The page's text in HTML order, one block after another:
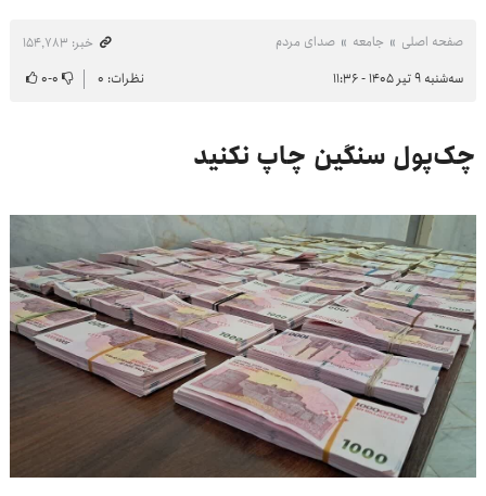
صفحه اصلی جامعه صدای مردم
خبر: ۱۵۴٬۷۸۳
سه‌شنبه ۹ تیر ۱۴۰۵ - ۱۱:۳۶
نظرات: ۰ ۰-۰
چک‌پول‌ سنگین چاپ نکنید